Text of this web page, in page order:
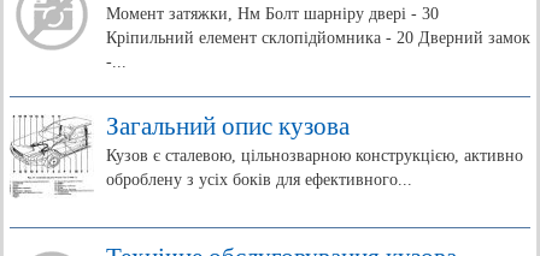
Момент затяжки, Нм Болт шарніру двері - 30
Кріпильний елемент склопідйомника - 20 Дверний замок
-...
Загальний опис кузова
Кузов є сталевою, цільнозварною конструкцією, активно
оброблену з усіх боків для ефективного...